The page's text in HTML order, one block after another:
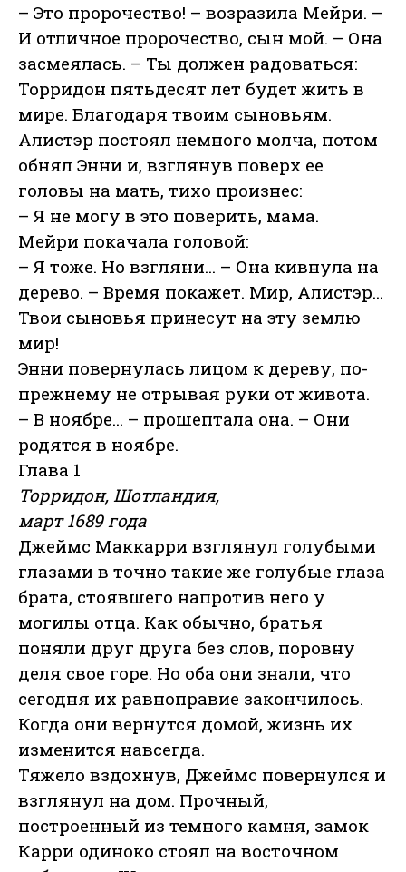
– Это пророчество! – возразила Мейри. –
И отличное пророчество, сын мой. – Она
засмеялась. – Ты должен радоваться:
Торридон пятьдесят лет будет жить в
мире. Благодаря твоим сыновьям.
Алистэр постоял немного молча, потом
обнял Энни и, взглянув поверх ее
головы на мать, тихо произнес:
– Я не могу в это поверить, мама.
Мейри покачала головой:
– Я тоже. Но взгляни... – Она кивнула на
дерево. – Время покажет. Мир, Алистэр...
Твои сыновья принесут на эту землю
мир!
Энни повернулась лицом к дереву, по-
прежнему не отрывая руки от живота.
– В ноябре... – прошептала она. – Они
родятся в ноябре.
Глава 1
Торридон, Шотландия,
март 1689 года
Джеймс Маккарри взглянул голубыми
глазами в точно такие же голубые глаза
брата, стоявшего напротив него у
могилы отца. Как обычно, братья
поняли друг друга без слов, поровну
деля свое горе. Но оба они знали, что
сегодня их равноправие закончилось.
Когда они вернутся домой, жизнь их
изменится навсегда.
Тяжело вздохнув, Джеймс повернулся и
взглянул на дом. Прочный,
построенный из темного камня, замок
Карри одиноко стоял на восточном